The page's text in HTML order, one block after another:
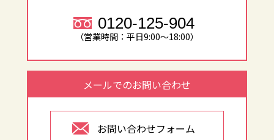
0120-125-904
（営業時間：平日9:00～18:00）
メールでのお問い合わせ
お問い合わせフォーム